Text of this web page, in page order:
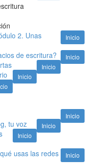
Inicio
2. Unas
Inicio
de escritura?
Inicio
Inicio
Inicio
Inicio
tu voz
Inicio
Inicio
usas las redes